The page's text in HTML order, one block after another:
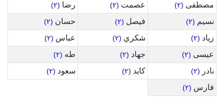
مصطفى (٢) عصمت (٢) رضا (٢)
نسيم (٢) فيصل (٢) حسان (٢)
زياد (٢) شكري (٢) عباس (٢)
عيسى (٢) جهاد (٢) طه (٢)
نادر (٢) كايد (٢) سعود (٢)
فارس (٢)